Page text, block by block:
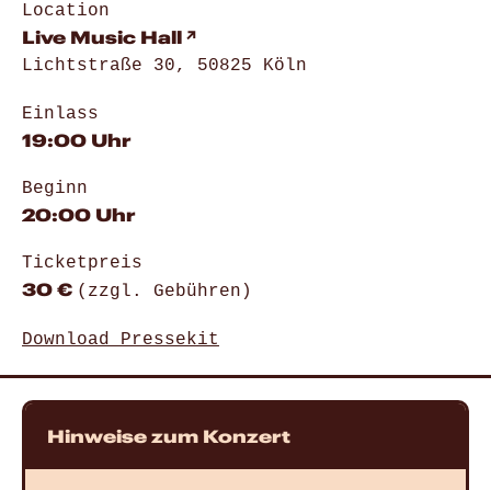
Location
Live Music Hall
Lichtstraße 30, 50825 Köln
Einlass
19:00 Uhr
Beginn
20:00 Uhr
Ticketpreis
30 € (zzgl. Gebühren)
Download Pressekit
Hinweise zum Konzert